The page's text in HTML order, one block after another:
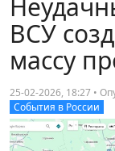
ВСУ
массу
25-02-2026, 18:27 •
События в России